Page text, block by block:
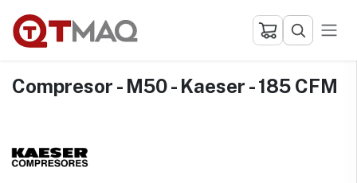
Compresor - M50 - Kaeser - 185 CFM